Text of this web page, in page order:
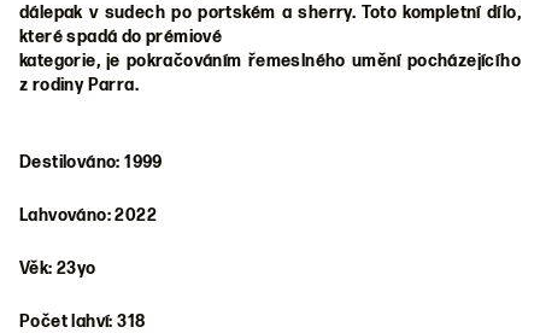
dálepak v sudech po portském a sherry. Toto kompletní dílo,
které spadá do prémiové
kategorie, je pokračováním řemeslného umění pocházejícího
z rodiny Parra.
Destilováno: 1999
Lahvováno: 2022
Věk: 23yo
Počet lahví: 318